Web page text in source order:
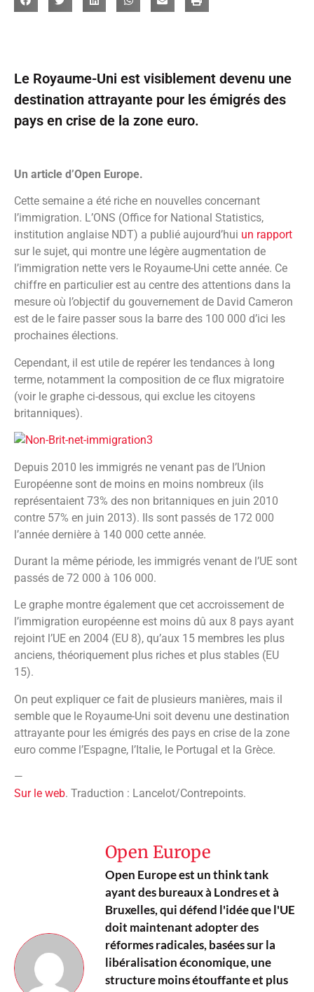
Le Royaume-Uni est visiblement devenu une
destination attrayante pour les émigrés des
pays en crise de la zone euro.
Un article d’Open Europe.
Cette semaine a été riche en nouvelles concernant
l’immigration. L’ONS (Office for National Statistics,
institution anglaise NDT) a publié aujourd’hui un rapport
sur le sujet, qui montre une légère augmentation de
l’immigration nette vers le Royaume-Uni cette année. Ce
chiffre en particulier est au centre des attentions dans la
mesure où l’objectif du gouvernement de David Cameron
est de le faire passer sous la barre des 100 000 d’ici les
prochaines élections.
Cependant, il est utile de repérer les tendances à long
terme, notamment la composition de ce flux migratoire
(voir le graphe ci-dessous, qui exclue les citoyens
britanniques).
Depuis 2010 les immigrés ne venant pas de l’Union
Européenne sont de moins en moins nombreux (ils
représentaient 73% des non britanniques en juin 2010
contre 57% en juin 2013). Ils sont passés de 172 000
l’année dernière à 140 000 cette année.
Durant la même période, les immigrés venant de l’UE sont
passés de 72 000 à 106 000.
Le graphe montre également que cet accroissement de
l’immigration européenne est moins dû aux 8 pays ayant
rejoint l’UE en 2004 (EU 8), qu’aux 15 membres les plus
anciens, théoriquement plus riches et plus stables (EU
15).
On peut expliquer ce fait de plusieurs manières, mais il
semble que le Royaume-Uni soit devenu une destination
attrayante pour les émigrés des pays en crise de la zone
euro comme l’Espagne, l’Italie, le Portugal et la Grèce.
—
Sur le web. Traduction : Lancelot/Contrepoints.
Open Europe
Open Europe est un think tank
ayant des bureaux à Londres et à
Bruxelles, qui défend l'idée que l'UE
doit maintenant adopter des
réformes radicales, basées sur la
libéralisation économique, une
structure moins étouffante et plus